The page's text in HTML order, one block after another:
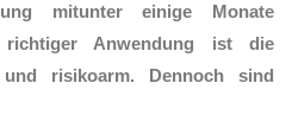
mitunter einige Monate
Anwendung ist die
und risikoarm. Dennoch sind